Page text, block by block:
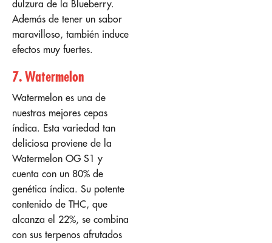
dulzura de la Blueberry.
Además de tener un sabor
maravilloso, también induce
efectos muy fuertes.
7. Watermelon
Watermelon es una de
nuestras mejores cepas
índica. Esta variedad tan
deliciosa proviene de la
Watermelon OG S1 y
cuenta con un 80% de
genética índica. Su potente
contenido de THC, que
alcanza el 22%, se combina
con sus terpenos afrutados